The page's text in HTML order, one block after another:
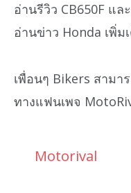
อ่านรีวิว CB650F แล
อ่านข่าว Honda เพิ่ม
เพื่อนๆ Bikers สามา
ทางแฟนเพจ
Motorival